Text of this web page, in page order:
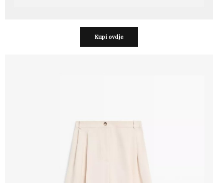
Kupi ovdje